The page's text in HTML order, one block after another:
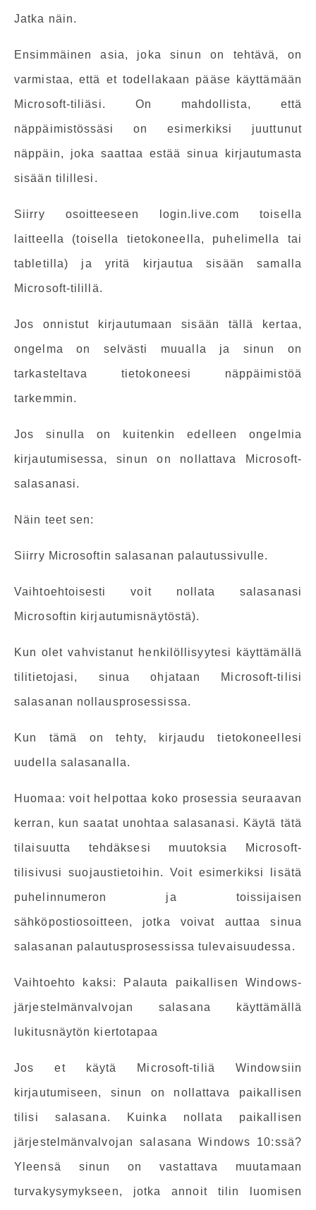
Jatka näin.
Ensimmäinen asia, joka sinun on tehtävä, on
varmistaa, että et todellakaan pääse käyttämään
Microsoft-tiliäsi. On mahdollista, että
näppäimistössäsi on esimerkiksi juuttunut
näppäin, joka saattaa estää sinua kirjautumasta
sisään tilillesi.
Siirry osoitteeseen login.live.com toisella
laitteella (toisella tietokoneella, puhelimella tai
tabletilla) ja yritä kirjautua sisään samalla
Microsoft-tilillä.
Jos onnistut kirjautumaan sisään tällä kertaa,
ongelma on selvästi muualla ja sinun on
tarkasteltava tietokoneesi näppäimistöä
tarkemmin.
Jos sinulla on kuitenkin edelleen ongelmia
kirjautumisessa, sinun on nollattava Microsoft-
salasanasi.
Näin teet sen:
Siirry Microsoftin salasanan palautussivulle.
Vaihtoehtoisesti voit nollata salasanasi
Microsoftin kirjautumisnäytöstä).
Kun olet vahvistanut henkilöllisyytesi käyttämällä
tilitietojasi, sinua ohjataan Microsoft-tilisi
salasanan nollausprosessissa.
Kun tämä on tehty, kirjaudu tietokoneellesi
uudella salasanalla.
Huomaa: voit helpottaa koko prosessia seuraavan
kerran, kun saatat unohtaa salasanasi. Käytä tätä
tilaisuutta tehdäksesi muutoksia Microsoft-
tilisivusi suojaustietoihin. Voit esimerkiksi lisätä
puhelinnumeron ja toissijaisen
sähköpostiosoitteen, jotka voivat auttaa sinua
salasanan palautusprosessissa tulevaisuudessa.
Vaihtoehto kaksi: Palauta paikallisen Windows-
järjestelmänvalvojan salasana käyttämällä
lukitusnäytön kiertotapaa
Jos et käytä Microsoft-tiliä Windowsiin
kirjautumiseen, sinun on nollattava paikallisen
tilisi salasana. Kuinka nollata paikallisen
järjestelmänvalvojan salasana Windows 10:ssä?
Yleensä sinun on vastattava muutamaan
turvakysymykseen, jotka annoit tilin luomisen